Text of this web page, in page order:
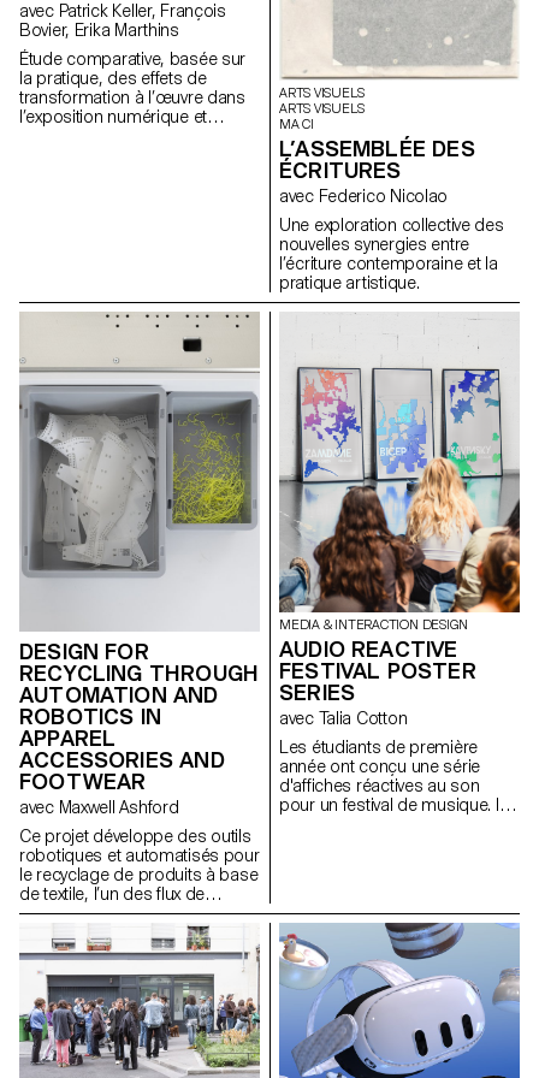
avec Patrick Keller, François
Bovier, Erika Marthins
Étude comparative, basée sur
la pratique, des effets de
transformation à l’œuvre dans
l’exposition numérique et
ARTS VISUELS
ARTS VISUELS
MA CI
L’ASSEMBLÉE DES
ÉCRITURES
avec Federico Nicolao
Une exploration collective des
nouvelles synergies entre
l’écriture contemporaine et la
pratique artistique.
DESIGN FOR
RECYCLING THROUGH
AUTOMATION AND
ROBOTICS IN
APPAREL
ACCESSORIES AND
FOOTWEAR
avec Maxwell Ashford
Ce projet développe des outils
robotiques et automatisés pour
le recyclage de produits à base
de textile, l’un des flux de
déchets les plus nuisibles, en
utilisant des outils
contemporains pour démonter
les produits en fractions pures.
MEDIA & INTERACTION DESIGN
AUDIO REACTIVE
FESTIVAL POSTER
SERIES
avec Talia Cotton
Les étudiants de première
année ont conçu une série
d'affiches réactives au son
pour un festival de musique. Ils
sociaux, créant ainsi une
identité cohérente et
reconnaissable pour le festival.